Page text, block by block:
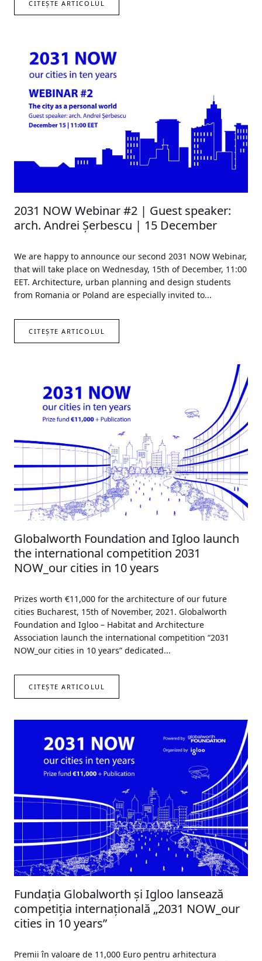
CITEȘTE ARTICOLUL
2031 NOW Webinar #2 | Guest speaker:
arch. Andrei Șerbescu | 15 December
We are happy to announce our second 2031 NOW Webinar,
that will take place on Wednesday, 15th of December, 11:00
EET. Architecture, urban planning and design students
from Romania or Poland are especially invited to...
CITEȘTE ARTICOLUL
Globalworth Foundation and Igloo launch
the international competition 2031
NOW_our cities in 10 years
Prizes worth €11,000 for the architecture of our future
cities Bucharest, 15th of November, 2021. Globalworth
Foundation and Igloo – Habitat and Architecture
Association launch the international competition “2031
NOW_our cities in 10 years” dedicated...
CITEȘTE ARTICOLUL
Fundația Globalworth și Igloo lansează
competiția internațională „2031 NOW_our
cities in 10 years”
Premii în valoare de 11,000 Euro pentru arhitectura